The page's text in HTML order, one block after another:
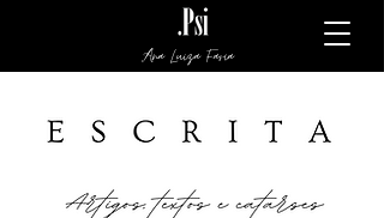
Ana Luiza Faria